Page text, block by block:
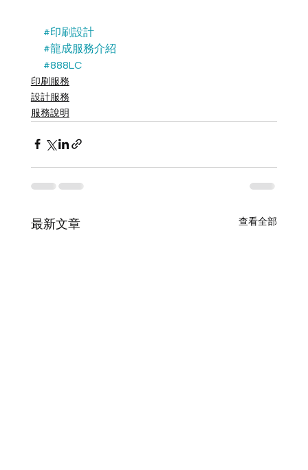
#印刷設計
#龍成服務介紹
#888LC
印刷服務
設計服務
服務說明
最新文章 查看全部